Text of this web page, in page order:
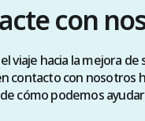
con
viaje hacia la mejora
contacto con nosotros
cómo podemos